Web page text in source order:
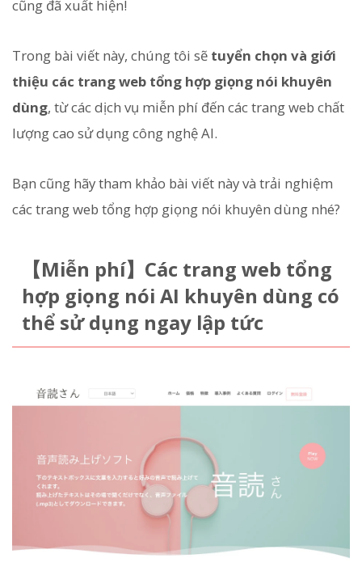
cũng đã xuất hiện!
Trong bài viết này, chúng tôi sẽ tuyển chọn và giới
thiệu các trang web tổng hợp giọng nói khuyên
dùng, từ các dịch vụ miễn phí đến các trang web chất
lượng cao sử dụng công nghệ AI.
Bạn cũng hãy tham khảo bài viết này và trải nghiệm
các trang web tổng hợp giọng nói khuyên dùng nhé?
【Miễn phí】Các trang web tổng
hợp giọng nói AI khuyên dùng có
thể sử dụng ngay lập tức